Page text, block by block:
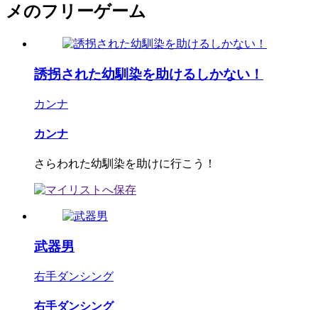
メのフリーゲーム
誘拐された幼馴染を助けるしかない！
カンナ
カンナ
さらわれた幼馴染を助けに行こう！
武器男
右手ダンシング
右手ダンシング